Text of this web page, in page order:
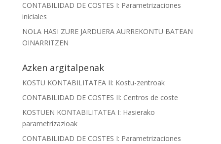
CONTABILIDAD DE COSTES I: Parametrizaciones
iniciales
NOLA HASI ZURE JARDUERA AURREKONTU BATEAN
OINARRITZEN
Azken argitalpenak
KOSTU KONTABILITATEA II: Kostu-zentroak
CONTABILIDAD DE COSTES II: Centros de coste
KOSTUEN KONTABILITATEA I: Hasierako
parametrizazioak
CONTABILIDAD DE COSTES I: Parametrizaciones